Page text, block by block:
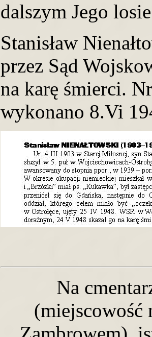
dalszym Jego
Stanisław
przez Sąd
na karę śmierci.
wykonano 8.Vi
Na
(miejscowość